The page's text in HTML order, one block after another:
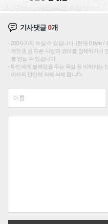
기사댓글0개
200자까지 쓰실 수 있습니다. (현재 0 byte /
저작권 등 다른 사람의 권리를 침해하거나
를 받을 수 있습니다.
타인에게 불쾌감을 주는 욕설 등 비하하는
리자의 판단에 의해 삭제 합니다.